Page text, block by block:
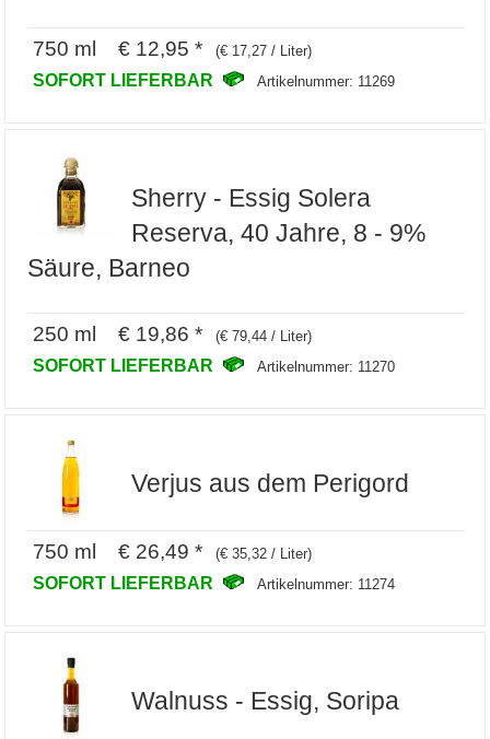
750 ml € 12,95 * (€ 17,27 / Liter)
SOFORT LIEFERBAR Artikelnummer: 11269
Sherry - Essig Solera
Reserva, 40 Jahre, 8 - 9%
Säure, Barneo
250 ml € 19,86 * (€ 79,44 / Liter)
SOFORT LIEFERBAR Artikelnummer: 11270
Verjus aus dem Perigord
750 ml € 26,49 * (€ 35,32 / Liter)
SOFORT LIEFERBAR Artikelnummer: 11274
Walnuss - Essig, Soripa